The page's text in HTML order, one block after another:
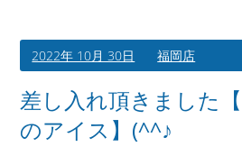
2022年 10月 30日 福岡店
差し入れ頂きました
のアイス】(^^♪